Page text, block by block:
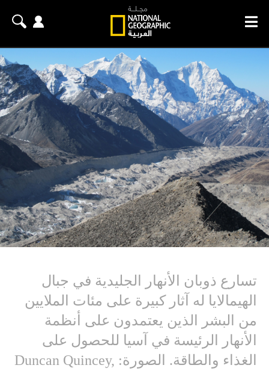
تسارع ذوبان الأنهار الجليدية في جبال
الهيمالايا له آثار كبيرة على مئات الملايين
من البشر الذين يعتمدون على أنظمة
الأنهار الرئيسة في آسيا للحصول على
الغذاء والطاقة. الصورة: Duncan Quincey,